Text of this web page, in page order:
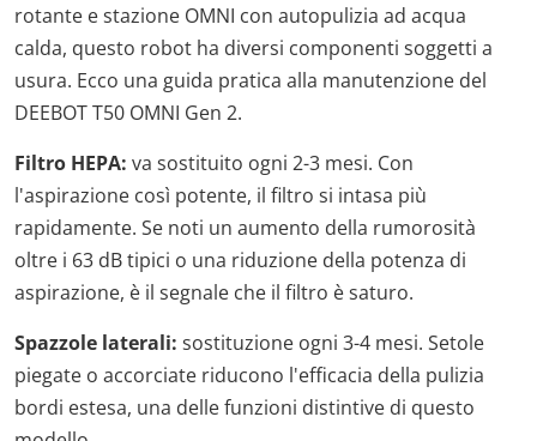
rotante e stazione OMNI con autopulizia ad acqua
calda, questo robot ha diversi componenti soggetti a
usura. Ecco una guida pratica alla manutenzione del
DEEBOT T50 OMNI Gen 2.
Filtro HEPA: va sostituito ogni 2-3 mesi. Con
l'aspirazione così potente, il filtro si intasa più
rapidamente. Se noti un aumento della rumorosità
oltre i 63 dB tipici o una riduzione della potenza di
aspirazione, è il segnale che il filtro è saturo.
Spazzole laterali: sostituzione ogni 3-4 mesi. Setole
piegate o accorciate riducono l'efficacia della pulizia
bordi estesa, una delle funzioni distintive di questo